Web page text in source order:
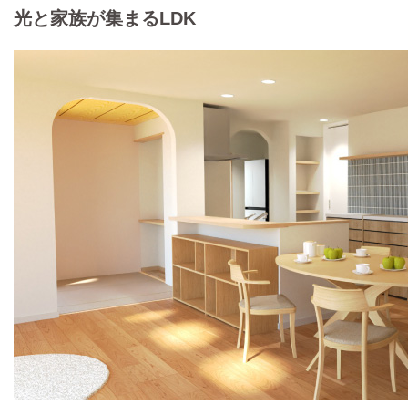
光と家族が集まるLDK